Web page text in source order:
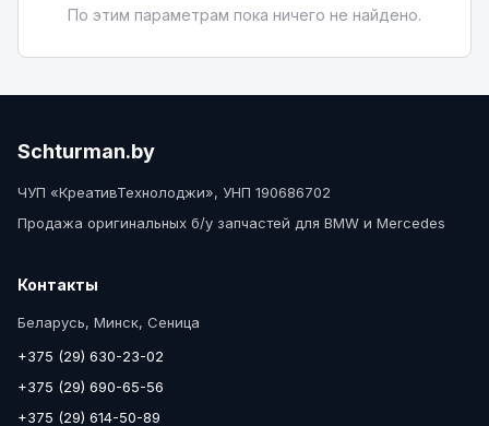
По этим параметрам пока ничего не найдено.
Schturman.by
ЧУП «КреативТехнолоджи», УНП 190686702
Продажа оригинальных б/у запчастей для BMW и Mercedes
Контакты
Беларусь, Минск, Сеница
+375 (29) 630-23-02
+375 (29) 690-65-56
+375 (29) 614-50-89